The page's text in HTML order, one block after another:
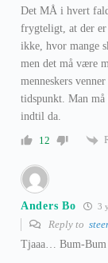
Det MÅ i hvert
frygteligt, at der er
ikke, hvor mange
men det må være
menneskers
tidspunkt. Man
indtil da.
12
Anders Bo 3
Reply to
Tjaaa… Bum-Bum